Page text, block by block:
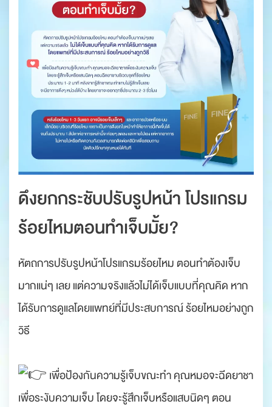
ดึงยกกระชับปรับรูปหน้า โปรแกรม
ร้อยไหมตอนทำเจ็บมั้ย?
หัตถการปรับรูปหน้าโปรแกรมร้อยไหม ตอนทำต้องเจ็บ
มากแน่ๆ เลย แต่ความจริงแล้วไม่ได้เจ็บแบบที่คุณคิด หาก
ได้รับการดูแลโดยแพทย์ที่มีประสบการณ์ ร้อยไหมอย่างถูก
วิธี
เพื่อป้องกันความรู้เจ็บขณะทำ คุณหมอจะฉีดยาชา
เพื่อระงับความเจ็บ โดยจะรู้สึกเจ็บหรือแสบนิดๆ ตอน